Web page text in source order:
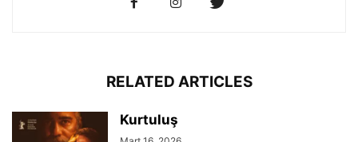
RELATED ARTICLES
Kurtuluş